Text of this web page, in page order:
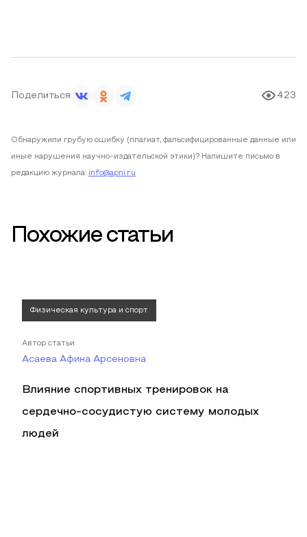
Поделиться 423
Обнаружили грубую ошибку (плагиат, фальсифицированные данные или
иные нарушения научно-издательской этики)? Напишите письмо в
редакцию журнала: info@apni.ru
Похожие статьи
Физическая культура и спорт
Автор статьи
Асаева Афина Арсеновна
Влияние спортивных тренировок на
сердечно-сосудистую систему молодых
людей